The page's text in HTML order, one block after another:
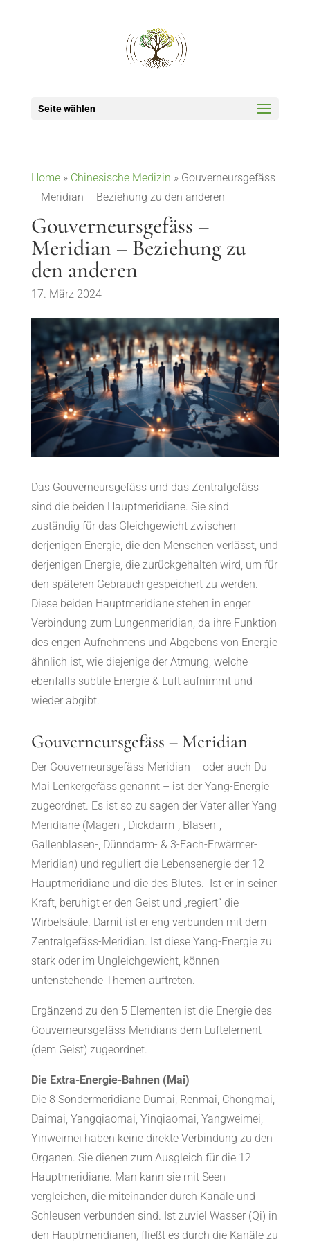
Seite wählen
Home» Chinesische Medizin » Gouverneursgefäss
– Meridian – Beziehung zu den anderen
Gouverneursgefäss –
Meridian – Beziehung zu
den anderen
17. März 2024
Das Gouverneursgefäss und das Zentralgefäss
sind die beiden Hauptmeridiane. Sie sind
zuständig für das Gleichgewicht zwischen
derjenigen Energie, die den Menschen verlässt, und
derjenigen Energie, die zurückgehalten wird, um für
den späteren Gebrauch gespeichert zu werden.
Diese beiden Hauptmeridiane stehen in enger
Verbindung zum Lungenmeridian, da ihre Funktion
des engen Aufnehmens und Abgebens von Energie
ähnlich ist, wie diejenige der Atmung, welche
ebenfalls subtile Energie & Luft aufnimmt und
wieder abgibt.
Gouverneursgefäss – Meridian
Der Gouverneursgefäss-Meridian – oder auch Du-
Mai Lenkergefäss genannt – ist der Yang-Energie
zugeordnet. Es ist so zu sagen der Vater aller Yang
Meridiane (Magen-, Dickdarm-, Blasen-,
Gallenblasen-, Dünndarm- & 3-Fach-Erwärmer-
Meridian) und reguliert die Lebensenergie der 12
Hauptmeridiane und die des Blutes. Ist er in seiner
Kraft, beruhigt er den Geist und „regiert“ die
Wirbelsäule. Damit ist er eng verbunden mit dem
Zentralgefäss-Meridian. Ist diese Yang-Energie zu
stark oder im Ungleichgewicht, können
untenstehende Themen auftreten.
Ergänzend zu den 5 Elementen ist die Energie des
Gouverneursgefäss-Meridians dem Luftelement
(dem Geist) zugeordnet.
Die Extra-Energie-Bahnen (Mai)
Die 8 Sondermeridiane Dumai, Renmai, Chongmai,
Daimai, Yangqiaomai, Yinqiaomai, Yangweimei,
Yinweimei haben keine direkte Verbindung zu den
Organen. Sie dienen zum Ausgleich für die 12
Hauptmeridiane. Man kann sie mit Seen
vergleichen, die miteinander durch Kanäle und
Schleusen verbunden sind. Ist zuviel Wasser (Qi) in
den Hauptmeridianen, fließt es durch die Kanäle zu